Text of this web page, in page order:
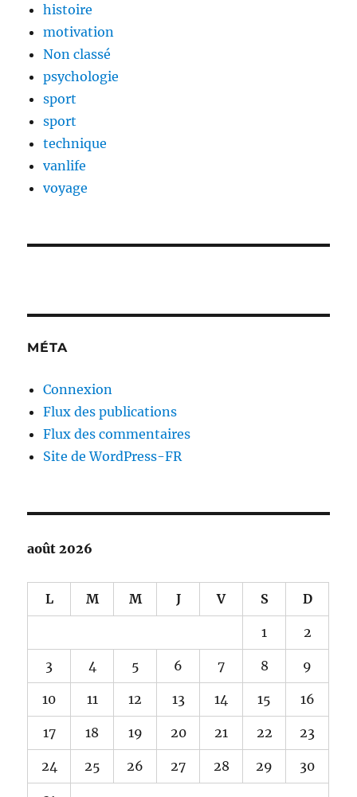
histoire
motivation
Non classé
psychologie
sport
sport
technique
vanlife
voyage
MÉTA
Connexion
Flux des publications
Flux des commentaires
Site de WordPress-FR
août 2026
L M M J V S D
1 2
3 4 5 6 7 8 9
10 11 12 13 14 15 16
17 18 19 20 21 22 23
24 25 26 27 28 29 30